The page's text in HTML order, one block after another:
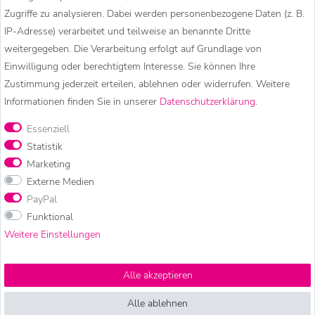
Kängurutaschen vorne für Ihre kleinen
Essentials.
Komfort: Die Jacke ist nicht nur ein Blickfang,
sie bietet auch einen unglaublich weichen und
angenehmen Tragekomfort, unterstützt durch
das warme Polarfleece-Futter.
Das Streifenmuster variiert von Jacke zu Jacke, was
jedes Exemplar zu einem echten Unikat macht. Alle
Farben bleiben jedoch gleich. Überschüssige
Stoffreste werden kunstvoll zu Taschen und Beuteln
im Patchwork-Stil weiterverarbeitet.
Ideal für:Festivals, Freizeitaktivitäten oder einfach
der Masse abheben möchten. Perfekt für die
unabhängigen und kreativen Seelen, die mit ihrem
Zugriffe zu analysieren. Dabei werden personenbezogene Daten (z. B.
IP-Adresse) verarbeitet und teilweise an benannte Dritte
weitergegeben. Die Verarbeitung erfolgt auf Grundlage von
Einwilligung oder berechtigtem Interesse. Sie können Ihre
Zustimmung jederzeit erteilen, ablehnen oder widerrufen. Weitere
Informationen finden Sie in unserer Daten­schutz­erklärung.
Essenziell
Statistik
Marketing
Externe Medien
PayPal
Funktional
Weitere Einstellungen
Alle akzeptieren
Alle ablehnen